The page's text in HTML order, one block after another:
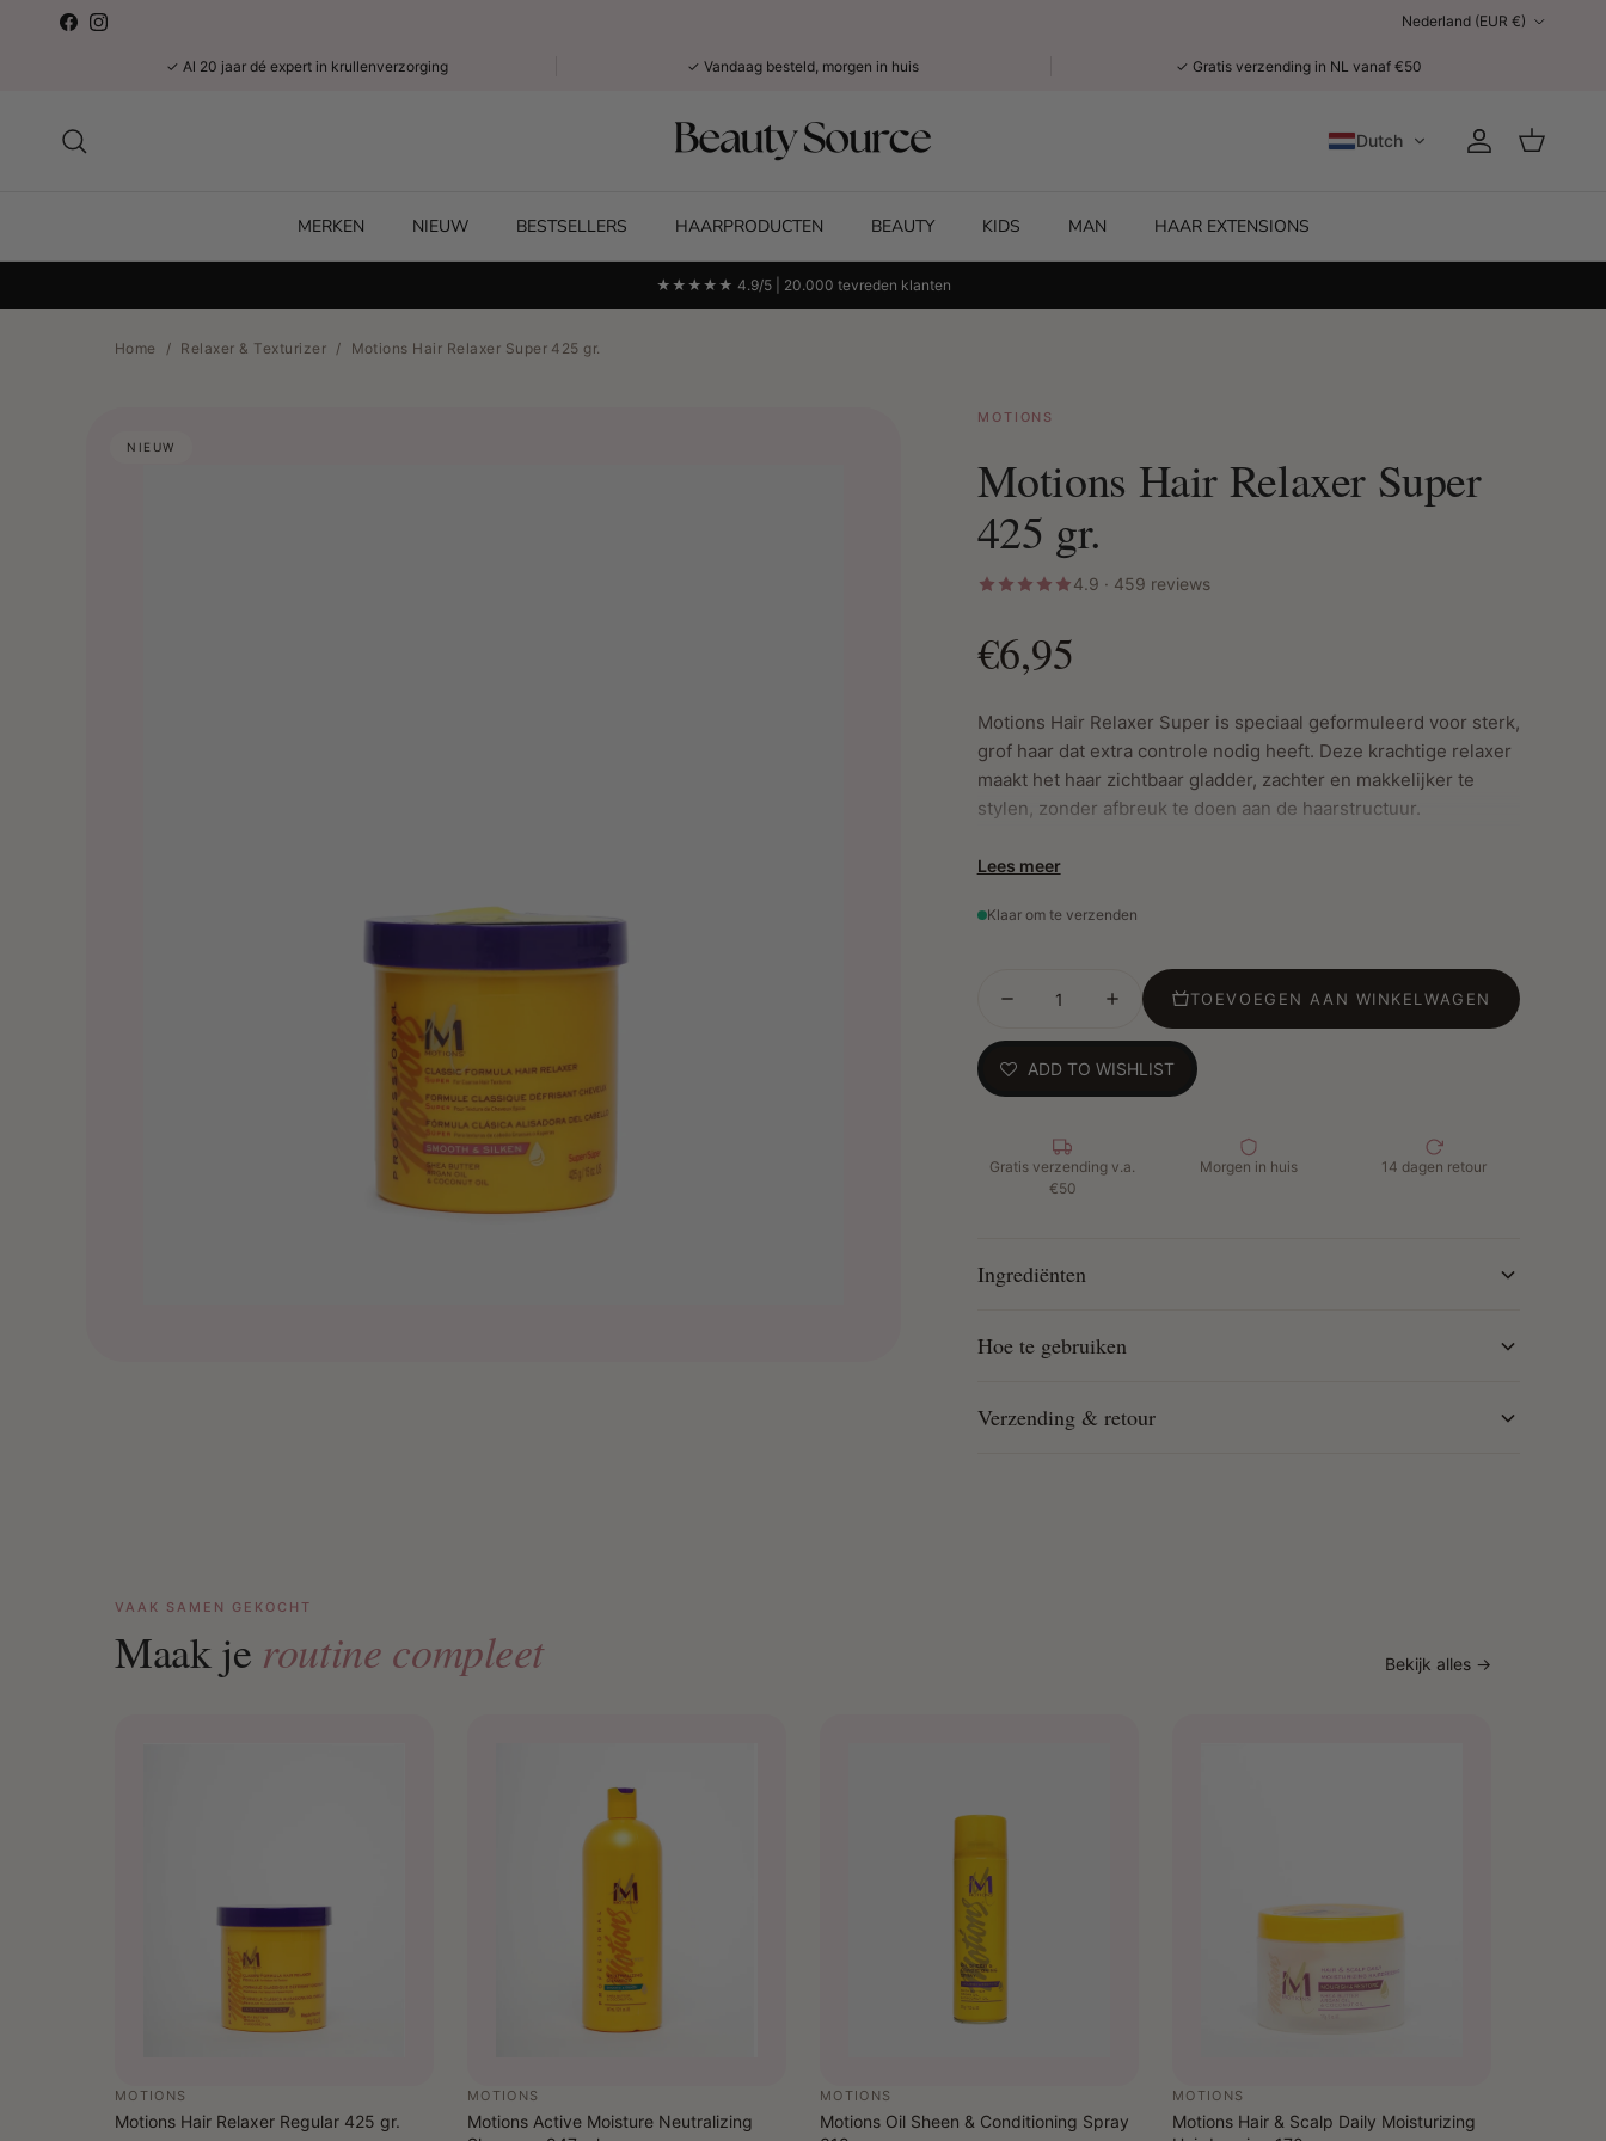
Ga naar inhoud
FacebookInstagram Nederland (EUR €)
✓ Al 20 jaar dé expert in krullenverzorging ✓ Vandaag besteld, morgen in huis ✓ Gratis verzending in NL vanaf €50
Dutch AccountWinkelwagen
MERKEN NIEUW BESTSELLERS HAARPRODUCTEN BEAUTY KIDS MAN HAAR EXTENSIONS
★★★★★ 4.9/5 | 20.000 tevreden klanten
Home / Relaxer & Texturizer / Motions Hair Relaxer Super 425 gr.
NIEUW
MOTIONS
Motions Hair Relaxer Super
425 gr.
4.9 · 459 reviews
€6,95
Motions Hair Relaxer Super is speciaal geformuleerd voor sterk,
grof haar dat extra controle nodig heeft. Deze krachtige relaxer
maakt het haar zichtbaar gladder, zachter en makkelijker te
stylen, zonder afbreuk te doen aan de haarstructuur.
Zorgt voor langdurige gladheid en pluiscontrole
Verbetert handelbaarheid en zachtheid
Helpt het haar gezond en veerkrachtig te houden
Geschikt voor professioneel of thuisgebruik
Hoe te gebruiken:Volg zorgvuldig de bijgeleverde instructies.
Lees meer
Klaar om te verzenden
TOEVOEGEN AAN WINKELWAGEN
ADD TO WISHLIST
Gratis verzending v.a.
€50
Morgen in huis 14 dagen retour
Ingrediënten
Hoe te gebruiken
Verzending & retour
VAAK SAMEN GEKOCHT
Maak je routine compleet Bekijk alles →
MOTIONS
Motions Hair Relaxer Regular 425 gr.
MOTIONS
Motions Active Moisture Neutralizing
MOTIONS
Motions Oil Sheen & Conditioning Spray
MOTIONS
Motions Hair & Scalp Daily Moisturizing